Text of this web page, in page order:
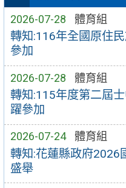
2026-07-28 體育組
轉知:116年全國原住
參加
2026-07-28 體育組
轉知:115年度第二屆
躍參加
2026-07-24 體育組
轉知:花蓮縣政府2026
盛舉